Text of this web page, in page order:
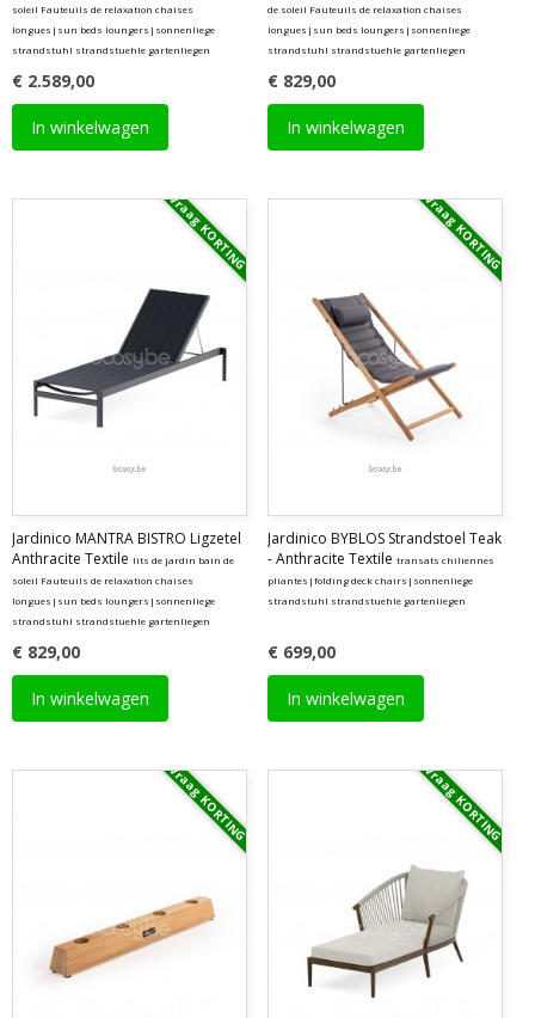
soleil Fauteuils de relaxation chaises
longues|sun beds loungers|sonnenliege
strandstuhl strandstuehle gartenliegen
€ 2.589,00
In winkelwagen
de soleil Fauteuils de relaxation chaises
longues|sun beds loungers|sonnenliege
strandstuhl strandstuehle gartenliegen
€ 829,00
In winkelwagen
Vraag KORTING
Jardinico MANTRA BISTRO Ligzetel
Anthracite Textile lits de jardin bain de
soleil Fauteuils de relaxation chaises
longues|sun beds loungers|sonnenliege
strandstuhl strandstuehle gartenliegen
€ 829,00
In winkelwagen
Vraag KORTING
Jardinico BYBLOS Strandstoel Teak
- Anthracite Textile transats chiliennes
pliantes|folding deck chairs|sonnenliege
strandstuhl strandstuehle gartenliegen
€ 699,00
In winkelwagen
Vraag KORTING Vraag KORTING